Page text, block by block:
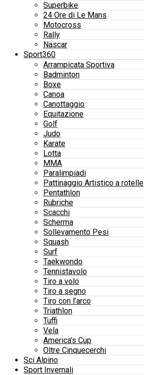
Superbike
24 Ore di Le Mans
Motocross
Rally
Nascar
Sport360
Arrampicata Sportiva
Badminton
Boxe
Canoa
Canottaggio
Equitazione
Golf
Judo
Karate
Lotta
MMA
Paralimpiadi
Pattinaggio Artistico a rotelle
Pentathlon
Rubriche
Scacchi
Scherma
Sollevamento Pesi
Squash
Surf
Taekwondo
Tennistavolo
Tiro a volo
Tiro a segno
Tiro con l’arco
Triathlon
Tuffi
Vela
America’s Cup
Oltre Cinquecerchi
Sci Alpino
Sport Invernali